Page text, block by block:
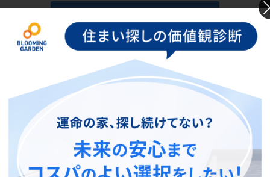
お問い合わせフォームへ
この物件を見ている人に
おすすめの物件